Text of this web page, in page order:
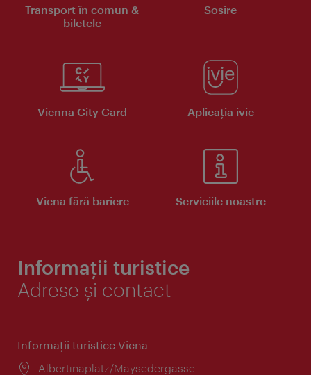
Transport în comun &
biletele
Sosire
Vienna City Card Aplicaţia ivie
Viena fără bariere Serviciile noastre
Informații turistice
Adrese și contact
Informaţii turistice Viena
Locul:
Albertinaplatz/Maysedergasse